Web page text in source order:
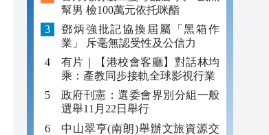
幫男 檢100萬元依托咪酯
鄧炳強批記協換屆屬「黑箱作
業」 斥毫無認受性及公信力
有片｜【港校會客廳】對話林均
乘：產教同步接軌全球影視行業
政府刊憲：選委會界別分組一般
選舉11月22日舉行
中山翠亨(南朗)舉辦文旅資源交